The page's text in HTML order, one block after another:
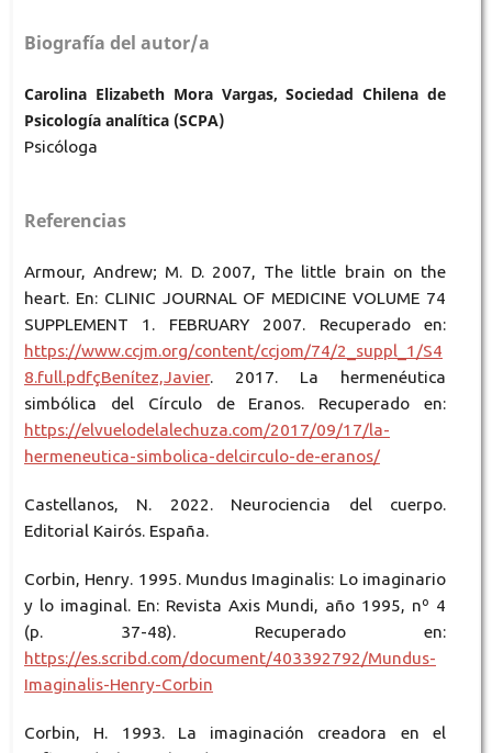
Biografía del autor/a
Carolina Elizabeth Mora Vargas, Sociedad Chilena de
Psicología analítica (SCPA)
Psicóloga
Referencias
Armour, Andrew; M. D. 2007, The little brain on the
heart. En: CLINIC JOURNAL OF MEDICINE VOLUME 74
SUPPLEMENT 1. FEBRUARY 2007. Recuperado en:
https://www.ccjm.org/content/ccjom/74/2_suppl_1/S4
8.full.pdfçBenítez,Javier. 2017. La hermenéutica
simbólica del Círculo de Eranos. Recuperado en:
https://elvuelodelalechuza.com/2017/09/17/la-
hermeneutica-simbolica-delcirculo-de-eranos/
Castellanos, N. 2022. Neurociencia del cuerpo.
Editorial Kairós. España.
Corbin, Henry. 1995. Mundus Imaginalis: Lo imaginario
y lo imaginal. En: Revista Axis Mundi, año 1995, nº 4
(p. 37-48). Recuperado en:
https://es.scribd.com/document/403392792/Mundus-
Imaginalis-Henry-Corbin
Corbin, H. 1993. La imaginación creadora en el